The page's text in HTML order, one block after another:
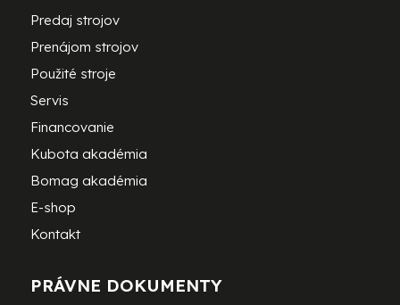
Predaj strojov
Prenájom strojov
Použité stroje
Servis
Financovanie
Kubota akadémia
Bomag akadémia
E-shop
Kontakt
PRÁVNE DOKUMENTY